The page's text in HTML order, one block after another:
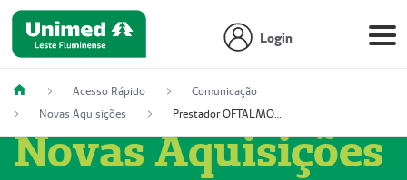
Login
Acesso Rápido
Comunicação
Novas Aquisições
Prestador OFTALMOCLÍNICA SÃO GONÇALO (55004164-2)
Novas Aquisições